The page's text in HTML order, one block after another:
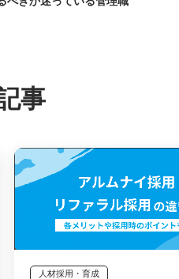
事
人材採用・育成